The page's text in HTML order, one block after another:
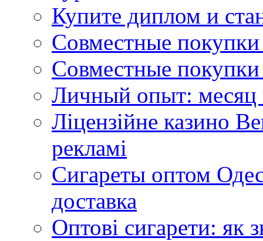
Купите диплом и
Совместные
Совместные покупки
Личный опыт: месяц
Ліцензійне казино
рекламі
Сигареты оптом
доставка
Оптові сигарети: як